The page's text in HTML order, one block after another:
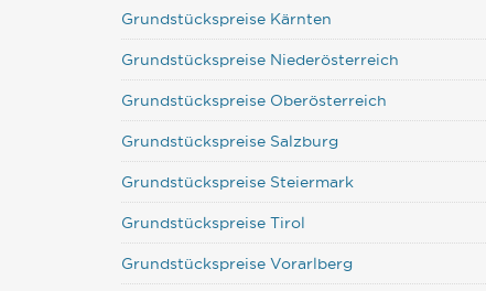
Grundstückspreise Kärnten
Grundstückspreise Niederösterreich
Grundstückspreise Oberösterreich
Grundstückspreise Salzburg
Grundstückspreise Steiermark
Grundstückspreise Tirol
Grundstückspreise Vorarlberg